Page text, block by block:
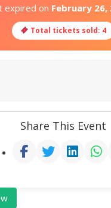
expired on February 26,
Total tickets sold: 4
Share This Event